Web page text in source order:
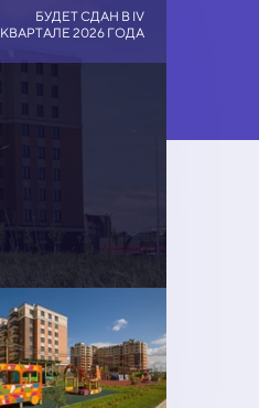
БУДЕТ СДАН В IV
КВАРТАЛЕ 2026 ГОДА